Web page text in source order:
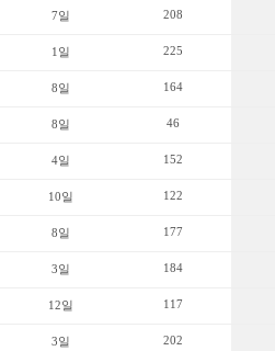
7일 208
1일 225
8일 164
8일 46
4일 152
10일 122
8일 177
3일 184
12일 117
3일 202